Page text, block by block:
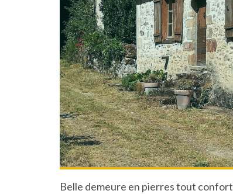
Belle demeure en pierres tout confort